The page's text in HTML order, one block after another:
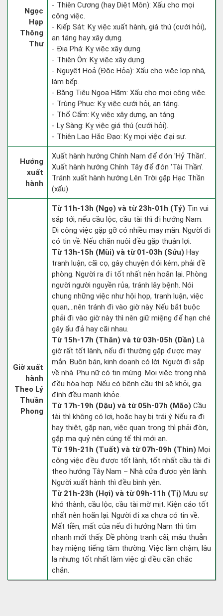
Ngọc
Hạp
Thông
Thư
- Thiên Cương (hay Diệt Môn): Xấu cho mọi
công việc.
- Kiếp Sát: Kỵ việc xuất hành, giá thú (cưới hỏi),
an táng hay xây dựng.
- Địa Phá: Kỵ việc xây dựng.
- Thiên Ôn: Kỵ việc xây dựng.
- Nguyệt Hoả (Độc Hỏa): Xấu cho việc lợp nhà,
làm bếp.
- Băng Tiêu Ngoạ Hãm: Xấu cho mọi công việc.
- Trùng Phục: Kỵ việc cưới hỏi, an táng.
- Thổ Cẩm: Kỵ việc xây dựng, an táng.
- Ly Sàng: Kỵ việc giá thú (cưới hỏi).
- Thiên Lao Hắc Đạo: Kỵ mọi việc đại sự.
Hướng
xuất
hành
Xuất hành hướng Chính Nam để đón 'Hỷ Thần'.
Xuất hành hướng Chính Tây để đón 'Tài Thần'.
Tránh xuất hành hướng Lên Trời gặp Hạc Thần
(xấu)
Giờ xuất
hành
Theo Lý
Thuần
Phong
Từ 11h-13h (Ngọ) và từ 23h-01h (Tý) Tin vui
sắp tới, nếu cầu lộc, cầu tài thì đi hướng Nam.
Đi công việc gặp gỡ có nhiều may mắn. Người đi
có tin về. Nếu chăn nuôi đều gặp thuận lợi.
Từ 13h-15h (Mùi) và từ 01-03h (Sửu) Hay
tranh luận, cãi cọ, gây chuyện đói kém, phải đề
phòng. Người ra đi tốt nhất nên hoãn lại. Phòng
người người nguyền rủa, tránh lây bệnh. Nói
chung những việc như hội họp, tranh luận, việc
quan,…nên tránh đi vào giờ này. Nếu bắt buộc
phải đi vào giờ này thì nên giữ miệng để hạn ché
gây ẩu đả hay cãi nhau.
Từ 15h-17h (Thân) và từ 03h-05h (Dần) Là
giờ rất tốt lành, nếu đi thường gặp được may
mắn. Buôn bán, kinh doanh có lời. Người đi sắp
về nhà. Phụ nữ có tin mừng. Mọi việc trong nhà
đều hòa hợp. Nếu có bệnh cầu thì sẽ khỏi, gia
đình đều mạnh khỏe.
Từ 17h-19h (Dậu) và từ 05h-07h (Mão) Cầu
tài thì không có lợi, hoặc hay bị trái ý. Nếu ra đi
hay thiệt, gặp nạn, việc quan trọng thì phải đòn,
gặp ma quỷ nên cúng tế thì mới an.
Từ 19h-21h (Tuất) và từ 07h-09h (Thìn) Mọi
công việc đều được tốt lành, tốt nhất cầu tài đi
theo hướng Tây Nam – Nhà cửa được yên lành.
Người xuất hành thì đều bình yên.
Từ 21h-23h (Hợi) và từ 09h-11h (Tị) Mưu sự
khó thành, cầu lộc, cầu tài mờ mịt. Kiện cáo tốt
nhất nên hoãn lại. Người đi xa chưa có tin về.
Mất tiền, mất của nếu đi hướng Nam thì tìm
nhanh mới thấy. Đề phòng tranh cãi, mâu thuẫn
hay miệng tiếng tầm thường. Việc làm chậm, lâu
la nhưng tốt nhất làm việc gì đều cần chắc
chắn.